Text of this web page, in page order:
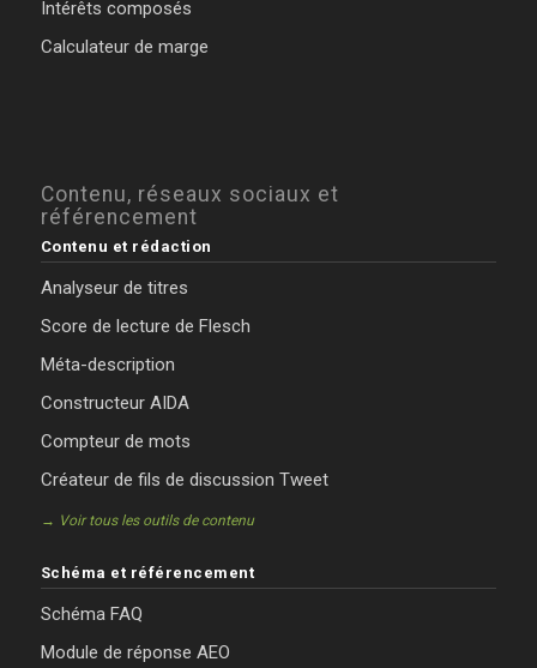
Intérêts composés
Calculateur de marge
Contenu, réseaux sociaux et
référencement
Contenu et rédaction
Analyseur de titres
Score de lecture de Flesch
Méta-description
Constructeur AIDA
Compteur de mots
Créateur de fils de discussion Tweet
→ Voir tous les outils de contenu
Schéma et référencement
Schéma FAQ
Module de réponse AEO